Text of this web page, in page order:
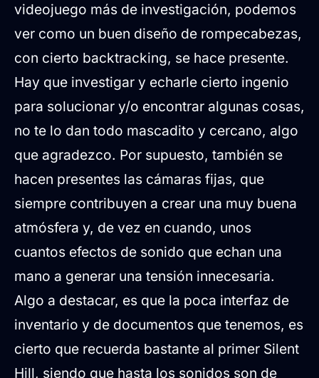
videojuego más de investigación, podemos
ver como un buen diseño de rompecabezas,
con cierto backtracking, se hace presente.
Hay que investigar y echarle cierto ingenio
para solucionar y/o encontrar algunas cosas,
no te lo dan todo mascadito y cercano, algo
que agradezco. Por supuesto, también se
hacen presentes las cámaras fijas, que
siempre contribuyen a crear una muy buena
atmósfera y, de vez en cuando, unos
cuantos efectos de sonido que echan una
mano a generar una tensión innecesaria.
Algo a destacar, es que la poca interfaz de
inventario y de documentos que tenemos, es
cierto que recuerda bastante al primer Silent
Hill, siendo que hasta los sonidos son de